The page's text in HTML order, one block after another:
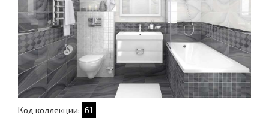
Код коллекции: 61